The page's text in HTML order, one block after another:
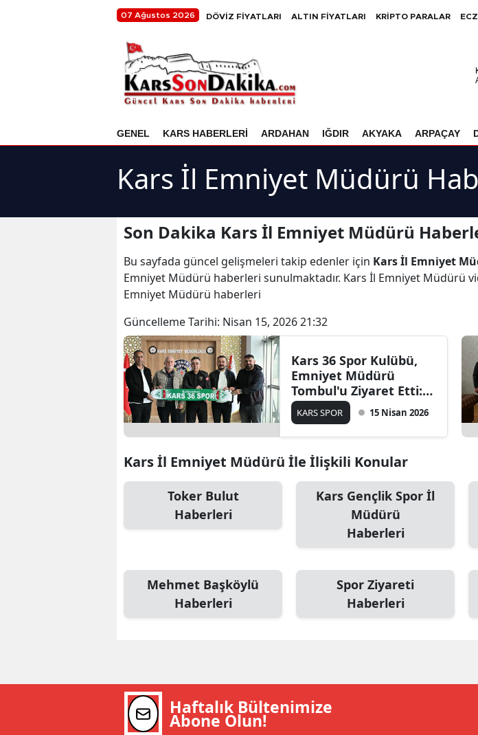
07 Ağustos 2026 DÖVİZ FİYATLARI ALTIN FİYATLARI KRİPTO PARALAR
GENEL KARS HABERLERİ ARDAHAN IĞDIR AKYAKA ARPAÇAY
Kars İl Emniyet Müdürü
Son Dakika Kars İl Emniyet Müdürü
Bu sayfada güncel gelişmeleri takip edenler için Kars İl Emniyet
Emniyet Müdürü haberleri sunulmaktadır. Kars İl Emniyet Müdürü
Emniyet Müdürü haberleri
Güncelleme Tarihi: Nisan 15, 2026 21:32
Kars 36 Spor Kulübü,
Emniyet Müdürü
Tombul'u Ziyaret Etti:
Spora Destek Vurgusu
Yapıldı
KARS SPOR 15 Nisan 2026
Kars İl Emniyet Müdürü İle İlişkili Konular
Toker Bulut
Haberleri
Kars Gençlik Spor İl
Müdürü
Haberleri
Mehmet Başköylü
Haberleri
Spor Ziyareti
Haberleri
Haftalık Bültenimize
Abone Olun!